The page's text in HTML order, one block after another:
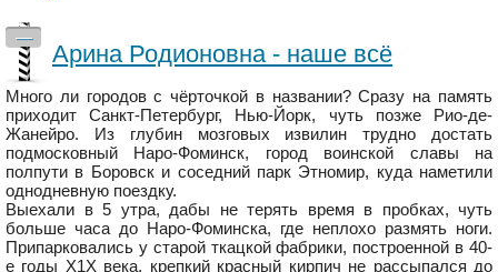
—
Арина Родионовна - наше всё
Много ли городов с чёрточкой в названии? Сразу на память
приходит Санкт-Петербург, Нью-Йорк, чуть позже Рио-де-
Жанейро. Из глубин мозговых извилин трудно достать
подмосковный Наро-Фоминск, город воинской славы на
полпути в Боровск и соседний парк Этномир, куда наметили
однодневную поездку.
Выехали в 5 утра, дабы не терять время в пробках, чуть
больше часа до Наро-Фоминска, где неплохо размять ноги.
Припарковались у старой ткацкой фабрики, построенной в 40-
е годы Х1Х века, крепкий красный кирпич не рассыпался до